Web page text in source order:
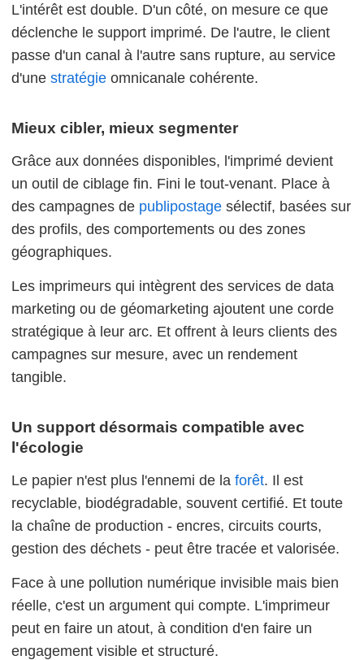
L'intérêt est double. D'un côté, on mesure ce que
déclenche le support imprimé. De l'autre, le client
passe d'un canal à l'autre sans rupture, au service
d'une stratégie omnicanale cohérente.
Mieux cibler, mieux segmenter
Grâce aux données disponibles, l'imprimé devient
un outil de ciblage fin. Fini le tout-venant. Place à
des campagnes de publipostage sélectif, basées sur
des profils, des comportements ou des zones
géographiques.
Les imprimeurs qui intègrent des services de data
marketing ou de géomarketing ajoutent une corde
stratégique à leur arc. Et offrent à leurs clients des
campagnes sur mesure, avec un rendement
tangible.
Un support désormais compatible avec
l'écologie
Le papier n'est plus l'ennemi de la forêt. Il est
recyclable, biodégradable, souvent certifié. Et toute
la chaîne de production - encres, circuits courts,
gestion des déchets - peut être tracée et valorisée.
Face à une pollution numérique invisible mais bien
réelle, c'est un argument qui compte. L'imprimeur
peut en faire un atout, à condition d'en faire un
engagement visible et structuré.